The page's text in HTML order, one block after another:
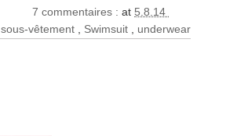
7 commentaires : at 5.8.14
sous-vêtement , Swimsuit , underwear